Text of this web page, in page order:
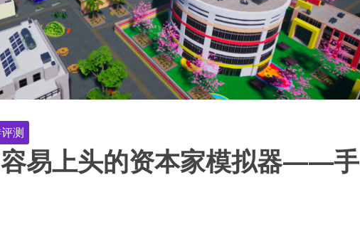
测
容易上头的资本家模拟器——手